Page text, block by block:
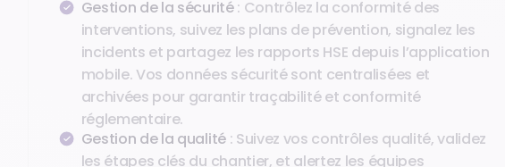
Gestion de la sécurité: Contrôlez la conformité des
interventions, suivez les plans de prévention, signalez les
incidents et partagez les rapports HSE depuis l’application
mobile. Vos données sécurité sont centralisées et
archivées pour garantir traçabilité et conformité
réglementaire.
Gestion de la qualité: Suivez vos contrôles qualité, validez
les étapes clés du chantier, et alertez les équipes